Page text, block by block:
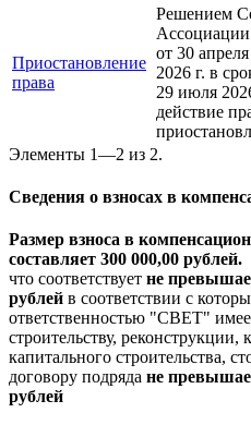
Приостановление
права
Решением
от 30 апреля
2026 г. в
29 июля
действие
Элементы 1—2 из 2.
Сведения о взносах в
Размер взноса в
составляет 300 000,00 рублей.
что соответствует не
рублей в соответствии с
ответственностью "СВЕТ"
строительству,
капитального строительства,
договору подряда не
рублей